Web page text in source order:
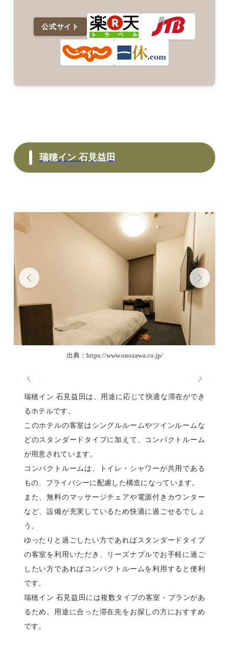
公式サイト
瑞穂イン 石見益田
出典：https://www.onozawa.co.jp/
瑞穂イン 石見益田は、用途に応じて快適な滞在ができ
るホテルです。
このホテルの客室はシングルルームやツインルームな
どのスタンダードタイプに加えて、コンパクトルーム
が用意されています。
コンパクトルームは、トイレ・シャワーが共用である
もの、プライバシーに配慮した構造になっています。
また、無料のマッサージチェアや電源付きカウンター
など、設備が充実しているため快適に過ごせるでしょ
う。
ゆったりと過ごしたい方であればスタンダードタイプ
の客室を利用いただき、リーズナブルでお手軽に過ご
したい方であればコンパクトルームを利用すると便利
です。
瑞穂イン 石見益田には複数タイプの客室・プランがあ
るため、用途に合った滞在先をお探しの方におすすめ
です。